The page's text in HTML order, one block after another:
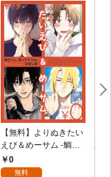
【無料】よりぬきたい
えび＆めーサム -鯛代
くん、君ってやつは。
お試し版-
0
無料